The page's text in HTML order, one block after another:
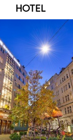
HOTEL